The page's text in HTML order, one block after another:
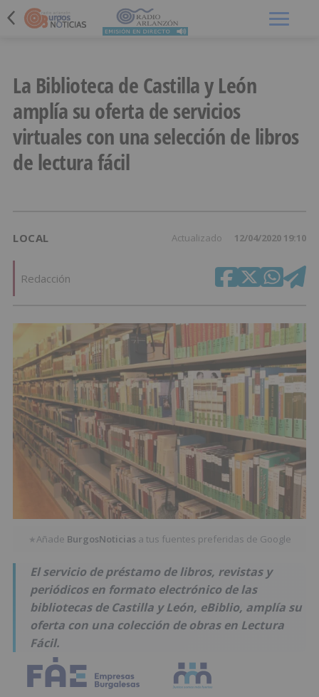
La Biblioteca de Castilla y León
amplía su oferta de servicios
virtuales con una selección de libros
de lectura fácil
LOCAL Actualizado 12/04/2020 19:10
Redacción
★Añade BurgosNoticias a tus fuentes preferidas de Google
El servicio de préstamo de libros, revistas y
periódicos en formato electrónico de las
bibliotecas de Castilla y León, eBiblio, amplía su
oferta con una colección de obras en Lectura
Fácil.